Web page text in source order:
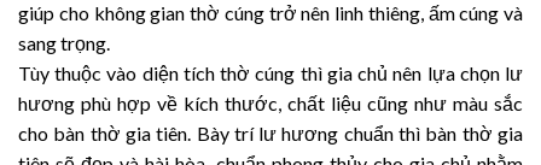
giúp cho không gian thờ cúng trở nên linh thiêng, ấm cúng và
sang trọng.
Tùy thuộc vào diện tích thờ cúng thì gia chủ nên lựa chọn lư
hương phù hợp về kích thước, chất liệu cũng như màu sắc
cho bàn thờ gia tiên. Bày trí lư hương chuẩn thì bàn thờ gia